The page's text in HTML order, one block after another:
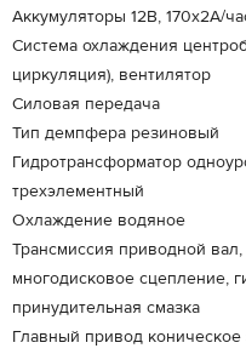
Аккумуляторы 12В, 170х2А/
Система охлаждения
циркуляция), вентилятор
Силовая передача
Тип демпфера резиновый
Гидротрансформатор
трехэлементный
Охлаждение водяное
Трансмиссия приводной
многодисковое сцепление,
принудительная смазка
Главный привод коническое